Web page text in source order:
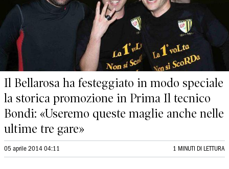
Il Bellarosa ha festeggiato in modo speciale
la storica promozione in Prima Il tecnico
Bondi: «Useremo queste maglie anche nelle
ultime tre gare»
05 aprile 2014 04:11 1 MINUTI DI LETTURA